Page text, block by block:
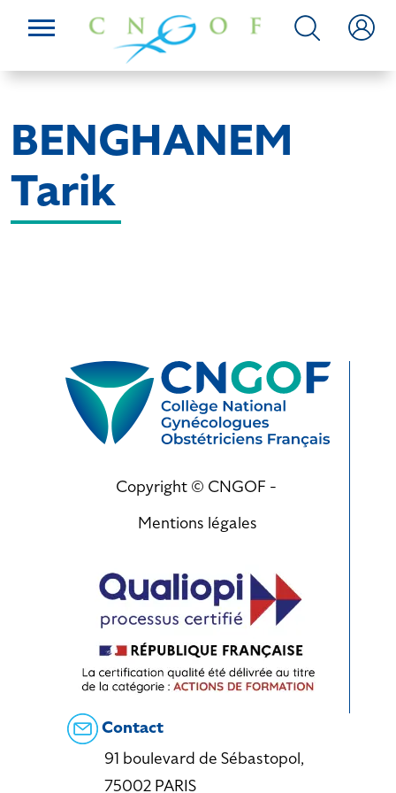
BENGHANEM
Tarik
Copyright © CNGOF -
Mentions légales
Contact
91 boulevard de Sébastopol,
75002 PARIS